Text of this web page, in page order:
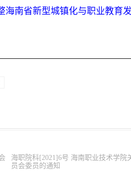
海南省新型城镇化与职业教育
海职院科[2021]6号 海南职业技术学院
员会委员的通知